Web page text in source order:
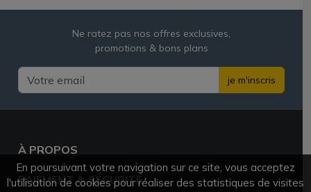
Ne ratez pas nos offres exclusives,
promotions & bons plans
je m'inscris
À PROPOS
PAIEMENT & SÉCURITÉ
En poursuivant votre navigation sur ce site, vous acceptez
l'utilisation de cookies pour réaliser des statistiques de visites